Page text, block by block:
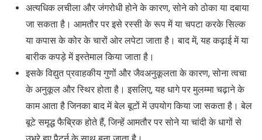
अत्यधिक लचीला और जंगरोधी होने के कारण, सोने को ठोका या दबाया
जा सकता है। आमतौर पर इसे रस्सी के रूप में या चपटा करके सिल्‍क
या कपास के कोर के चारों ओर लपेटा जाता है। बाद में, यह कढ़ाई में या
बारीक कपड़े में इस्‍तेमाल किया जाता है।
इसके विद्युत प्रवाहकीय गुणों और जैवअनुकूलता के कारण, सोना त्वचा
के अनुकूल और स्थिर होता है। इसलिए, यह धागे पर मुलम्‍मा चढ़ाने के
काम आता है जिनका बाद में बेल बूटों में उपयोग किया जा सकता है। बेल
बूटे समृद्ध फैब्रिक होते हैं, जिन्‍हें आमतौर पर सोने या चांदी के धागों से